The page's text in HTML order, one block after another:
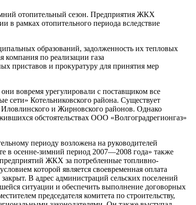
отопительный сезон. Предприятия ЖКХ
в рамках отопительного периода вследствие
образований, задолженность их тепловых
компания по реализации газа
приставов и прокуратуру для принятия мер
вовремя урегулировали с поставщиком все
Котельниковского района. Существует
Иловлинского и Жирновского районов. Однако
обстоятельствах ООО «Волгоградрегионгаз»
периоду возложена на руководителей
в осенне-зимний период 2007—2008 года» также
предприятий ЖКХ за потребленные топливно-
которой является своевременная оплата
В адрес администраций сельских поселений
ситуации и обеспечить выполнение договорных
председателя комитета по строительству,